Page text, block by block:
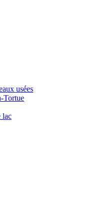
usées
Tortue
lac